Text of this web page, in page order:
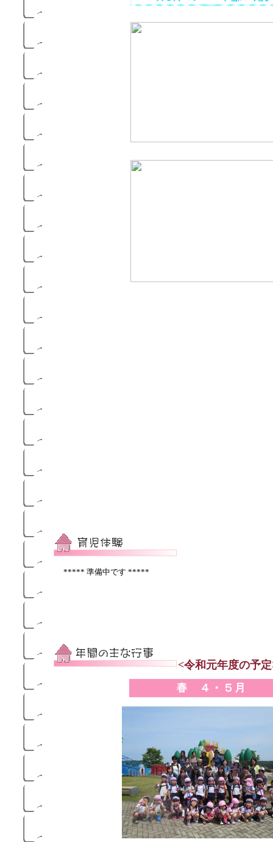
***** 準備中です *****
<令和元年度の予